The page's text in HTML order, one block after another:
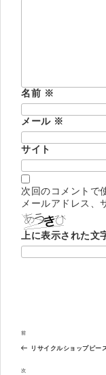
名前 ※
メール ※
サイト
次回のコメントで
メールアドレス、
上に表示された文
稿
ナ
過
去
投
前
リサイクルショップピー
次
次